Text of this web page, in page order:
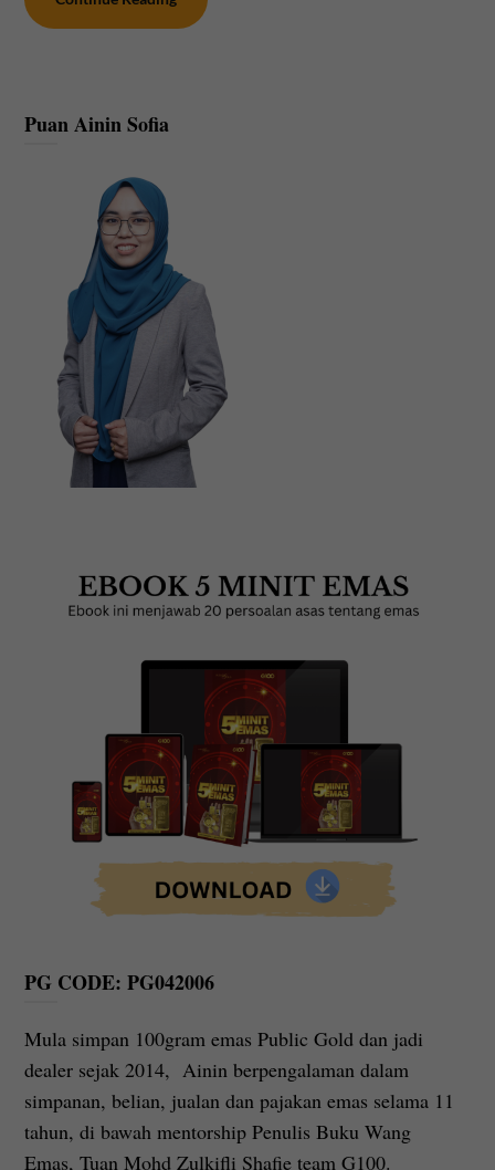
Puan Ainin Sofia
PG CODE: PG042006
Mula simpan 100gram emas Public Gold dan jadi
dealer sejak 2014, Ainin berpengalaman dalam
simpanan, belian, jualan dan pajakan emas selama 11
tahun, di bawah mentorship Penulis Buku Wang
Emas, Tuan Mohd Zulkifli Shafie team G100.